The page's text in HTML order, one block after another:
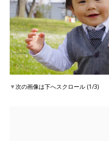
▼次の画像は下へスクロール (1/3)